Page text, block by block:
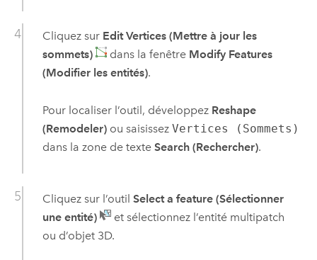
Cliquez sur Edit Vertices (Mettre à jour les
sommets)
dans la fenêtre Modify Features
(Modifier les entités).
Pour localiser l’outil, développez Reshape
(Remodeler)ou saisissez Vertices (Sommets)
dans la zone de texte Search (Rechercher).
Cliquez sur l’outil Select a feature (Sélectionner
une entité)
et sélectionnez l’entité multipatch
ou d’objet 3D.